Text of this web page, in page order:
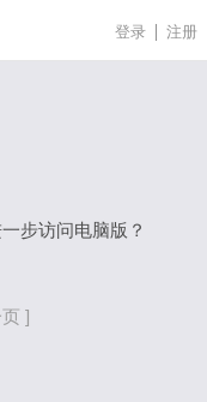
登录 注册
步访问电脑版？
]